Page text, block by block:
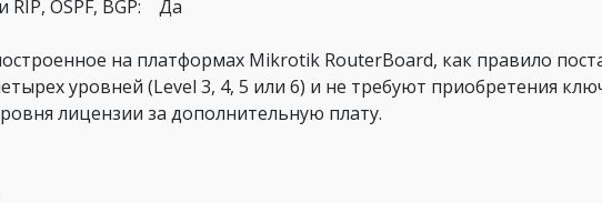
OSPF, BGP: Да
на платформах Mikrotik RouterBoard, как правило
уровней (Level 3, 4, 5 или 6) и не требуют приобретения
лицензии за дополнительную плату.